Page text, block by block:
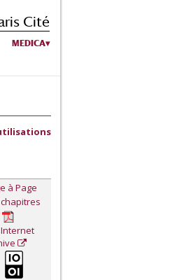
Cité
MEDICA
à Page